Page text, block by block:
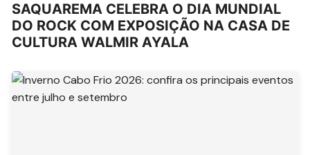
SAQUAREMA CELEBRA O DIA MUNDIAL
DO ROCK COM EXPOSIÇÃO NA CASA DE
CULTURA WALMIR AYALA